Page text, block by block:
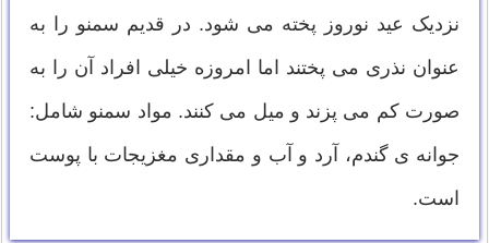
نزدیک عید نوروز پخته می شود. در قدیم سمنو را به
عنوان نذری می پختند اما امروزه خیلی افراد آن را به
صورت کم می پزند و میل می کنند. مواد سمنو شامل:
جوانه ی گندم، آرد و آب و مقداری مغزیجات با پوست
است.